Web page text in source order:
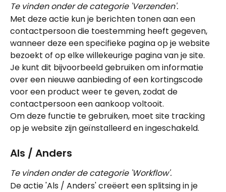
Te vinden onder de categorie 'Verzenden'.
Met deze actie kun je berichten tonen aan een
contactpersoon die toestemming heeft gegeven,
wanneer deze een specifieke pagina op je website
bezoekt of op elke willekeurige pagina van je site.
Je kunt dit bijvoorbeeld gebruiken om informatie
over een nieuwe aanbieding of een kortingscode
voor een product weer te geven, zodat de
contactpersoon een aankoop voltooit.
Om deze functie te gebruiken, moet site tracking
op je website zijn geïnstalleerd en ingeschakeld.
Als / Anders
Te vinden onder de categorie 'Workflow'.
De actie 'Als / Anders' creëert een splitsing in je